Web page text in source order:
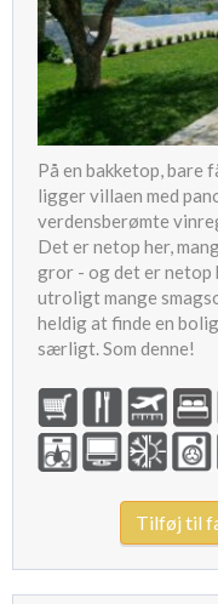
På en bakketop,
ligger villaen med
verdensberømte
Det er netop her,
gror - og det er netop
utroligt mange
heldig at finde en
særligt. Som denne!
Tilføj til